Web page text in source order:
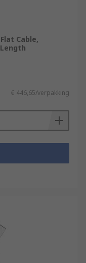
Cable,
€ 446,65/verpakking